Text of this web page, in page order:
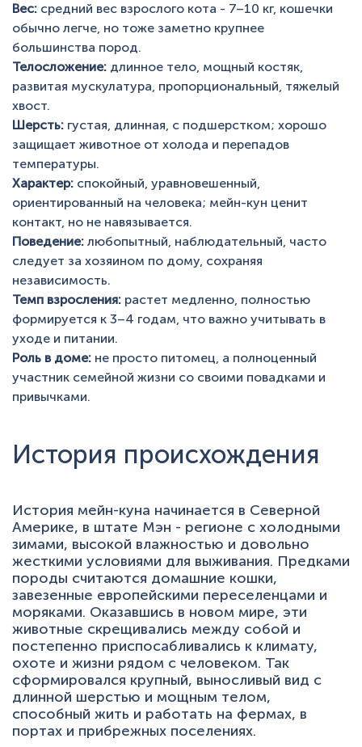
Вес: средний вес взрослого кота - 7–10 кг, кошечки
обычно легче, но тоже заметно крупнее
большинства пород.
Телосложение: длинное тело, мощный костяк,
развитая мускулатура, пропорциональный, тяжелый
хвост.
Шерсть: густая, длинная, с подшерстком; хорошо
защищает животное от холода и перепадов
температуры.
Характер: спокойный, уравновешенный,
ориентированный на человека; мейн-кун ценит
контакт, но не навязывается.
Поведение: любопытный, наблюдательный, часто
следует за хозяином по дому, сохраняя
независимость.
Темп взросления: растет медленно, полностью
формируется к 3–4 годам, что важно учитывать в
уходе и питании.
Роль в доме: не просто питомец, а полноценный
участник семейной жизни со своими повадками и
привычками.
История происхождения
История мейн-куна начинается в Северной
Америке, в штате Мэн - регионе с холодными
зимами, высокой влажностью и довольно
жесткими условиями для выживания. Предками
породы считаются домашние кошки,
завезенные европейскими переселенцами и
моряками. Оказавшись в новом мире, эти
животные скрещивались между собой и
постепенно приспосабливались к климату,
охоте и жизни рядом с человеком. Так
сформировался крупный, выносливый вид с
длинной шерстью и мощным телом,
способный жить и работать на фермах, в
портах и прибрежных поселениях.